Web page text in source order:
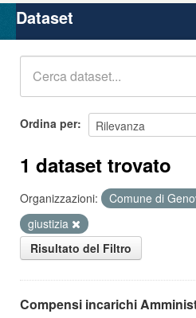
Organizzazioni
Gruppi
Dataset
Ordina per
1 dataset trovato
Organizzazioni: Comune di
giustizia
Risultato del Filtro
Compensi incarichi